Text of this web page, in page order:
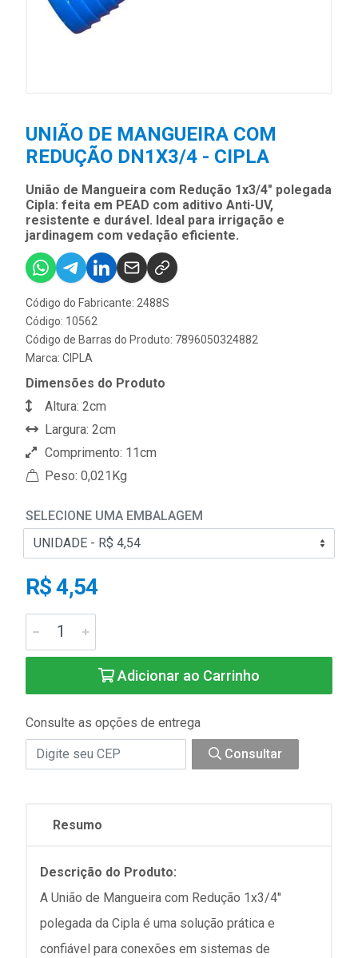
UNIÃO DE MANGUEIRA COM
REDUÇÃO DN1X3/4 - CIPLA
União de Mangueira com Redução 1x3/4" polegada
Cipla: feita em PEAD com aditivo Anti-UV,
resistente e durável. Ideal para irrigação e
jardinagem com vedação eficiente.
Código do Fabricante: 2488S
Código: 10562
Código de Barras do Produto: 7896050324882
Marca: CIPLA
Dimensões do Produto
Altura: 2cm
Largura: 2cm
Comprimento: 11cm
Peso: 0,021Kg
SELECIONE UMA EMBALAGEM
R$ 4,54
Adicionar ao Carrinho
Consulte as opções de entrega
Consultar
Resumo
Descrição do Produto:
A União de Mangueira com Redução 1x3/4''
polegada da Cipla é uma solução prática e
confiável para conexões em sistemas de